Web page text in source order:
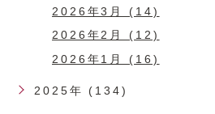
2026年3月 (14)
2026年2月 (12)
2026年1月 (16)
2025年 (134)